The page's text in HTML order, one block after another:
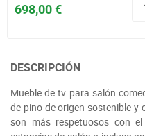
698,00 €
DESCRIPCIÓN
Mueble de tv para salón
de pino de origen sostenible
son más respetuosos con